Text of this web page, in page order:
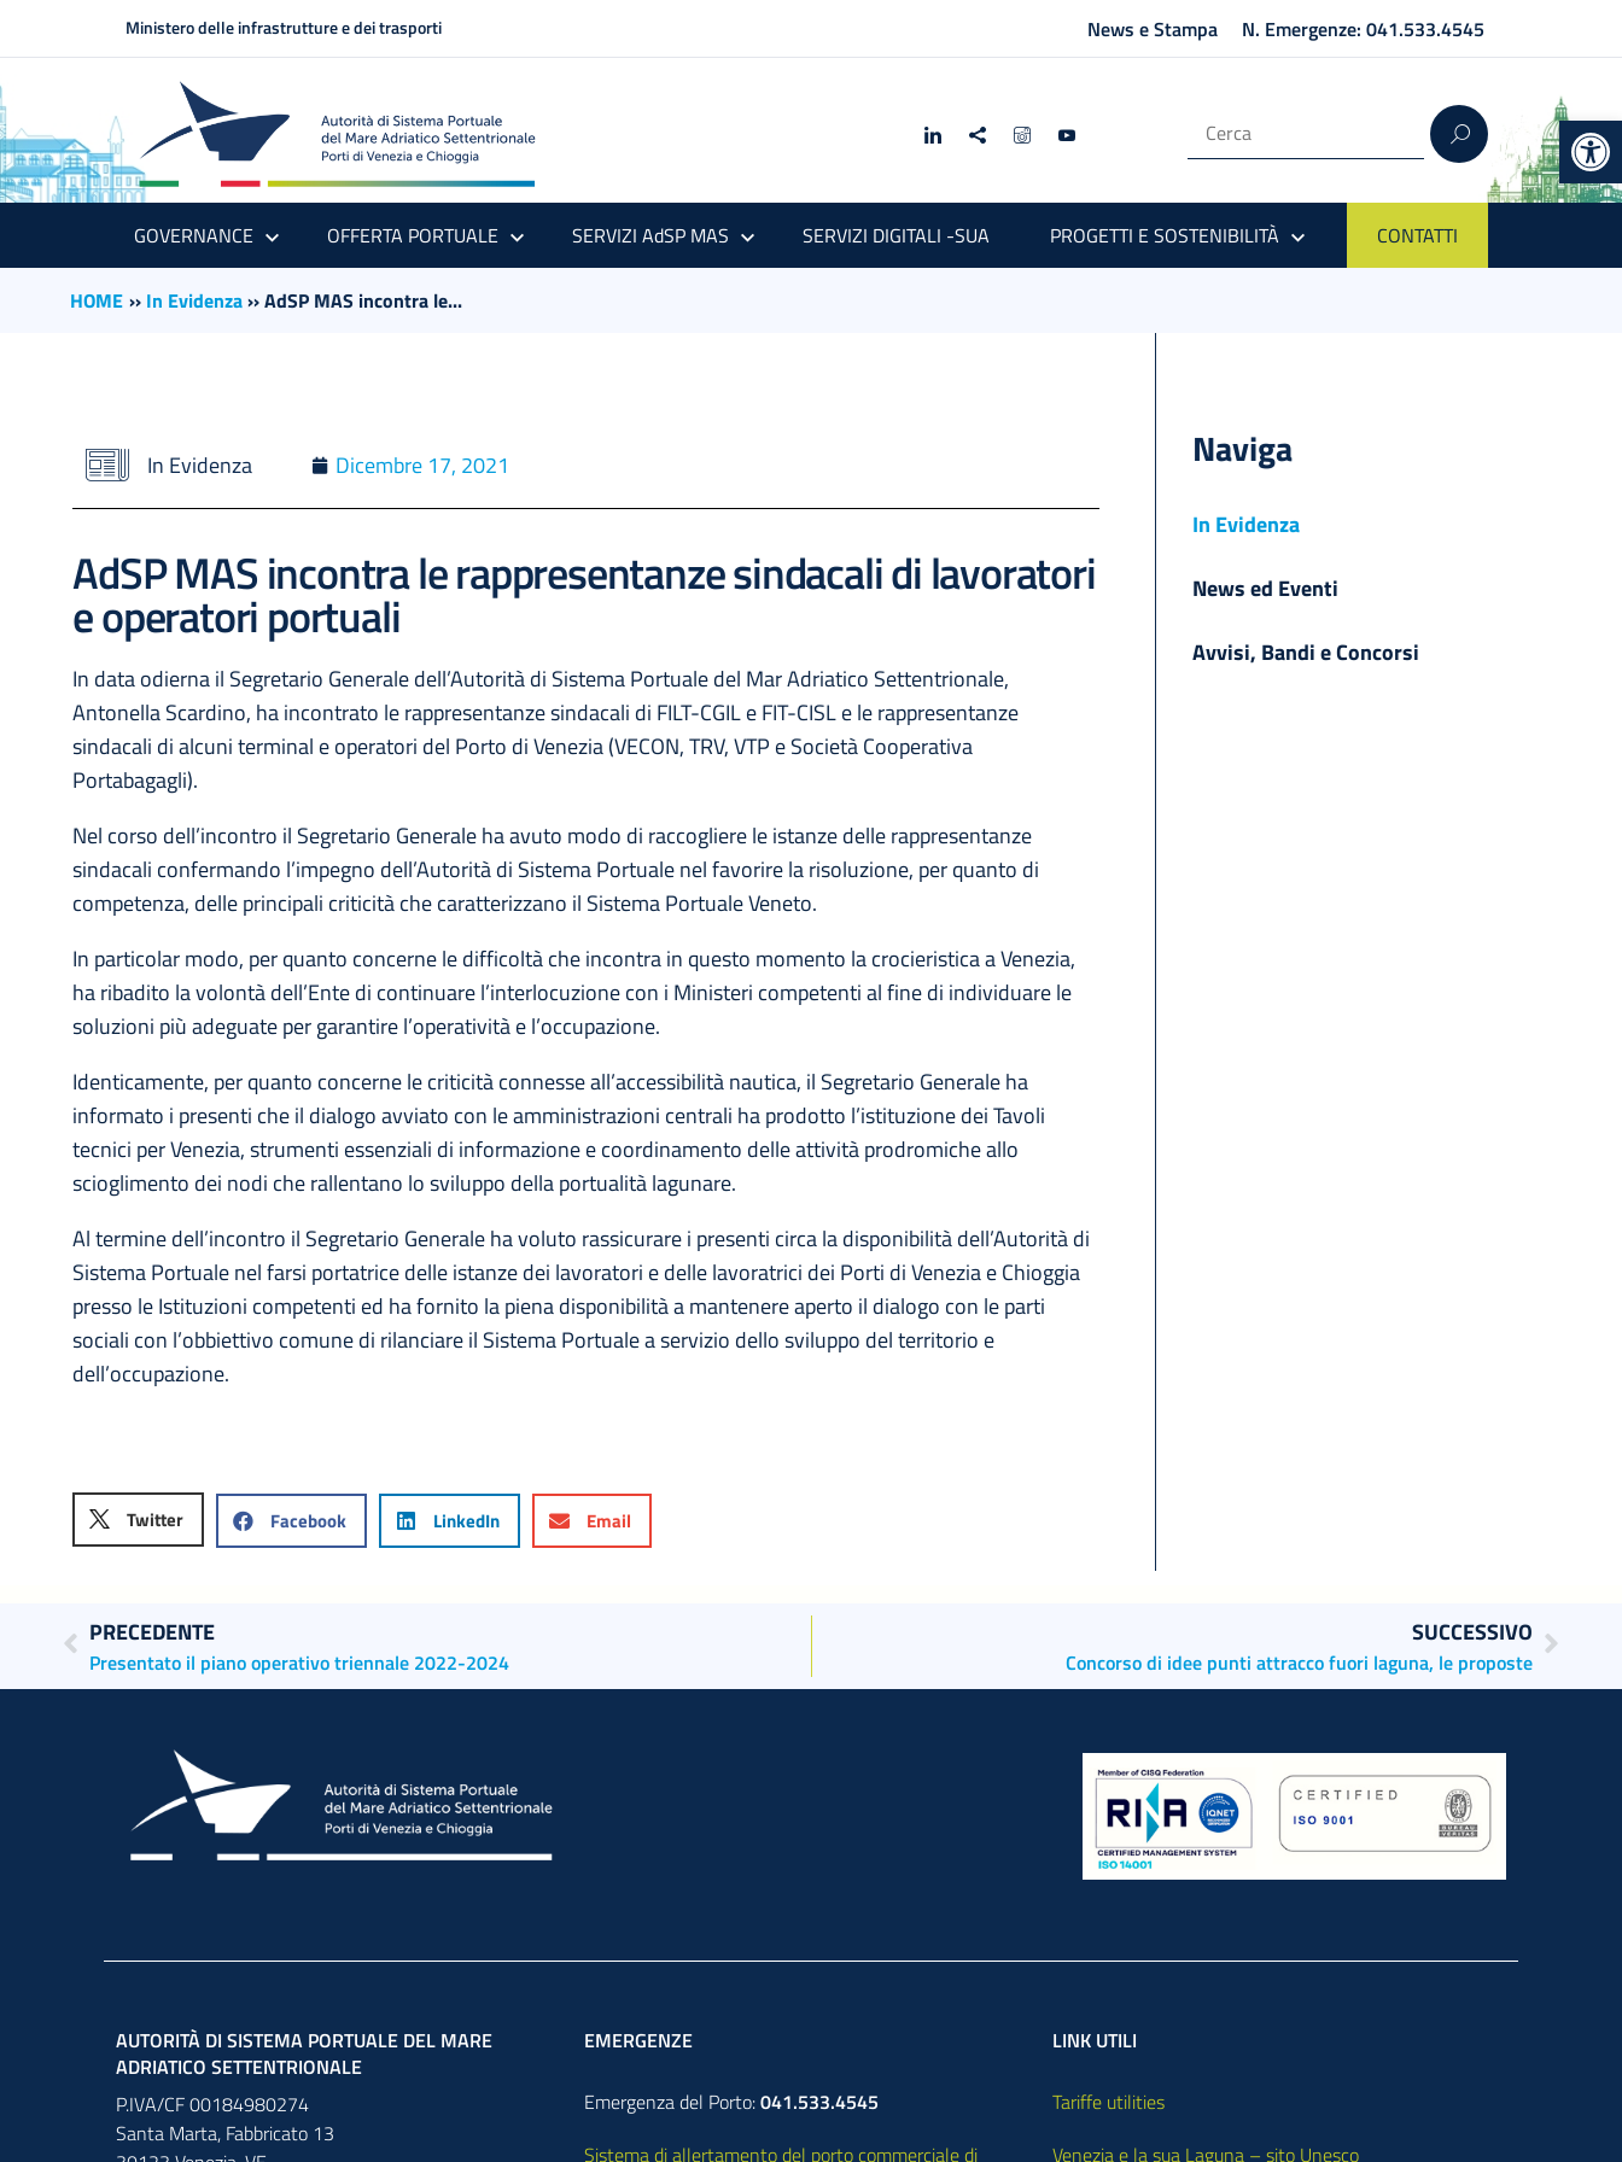
Ministero delle infrastrutture e dei trasporti News e Stampa N. Emergenze: 041.533.4545
GOVERNANCE OFFERTA PORTUALE SERVIZI AdSP MAS SERVIZI DIGITALI -SUA PROGETTI E SOSTENIBILITÀ CONTATTI
HOME ›› In Evidenza››AdSP MAS incontra le...
In Evidenza Dicembre 17, 2021
AdSP MAS incontra le rappresentanze sindacali di lavoratori
e operatori portuali
In data odierna il Segretario Generale dell’Autorità di Sistema Portuale del Mar Adriatico Settentrionale,
Antonella Scardino, ha incontrato le rappresentanze sindacali di FILT-CGIL e FIT-CISL e le rappresentanze
sindacali di alcuni terminal e operatori del Porto di Venezia (VECON, TRV, VTP e Società Cooperativa
Portabagagli).
Nel corso dell’incontro il Segretario Generale ha avuto modo di raccogliere le istanze delle rappresentanze
sindacali confermando l’impegno dell’Autorità di Sistema Portuale nel favorire la risoluzione, per quanto di
competenza, delle principali criticità che caratterizzano il Sistema Portuale Veneto.
In particolar modo, per quanto concerne le difficoltà che incontra in questo momento la crocieristica a Venezia,
ha ribadito la volontà dell’Ente di continuare l’interlocuzione con i Ministeri competenti al fine di individuare le
soluzioni più adeguate per garantire l’operatività e l’occupazione.
Identicamente, per quanto concerne le criticità connesse all’accessibilità nautica, il Segretario Generale ha
informato i presenti che il dialogo avviato con le amministrazioni centrali ha prodotto l’istituzione dei Tavoli
tecnici per Venezia, strumenti essenziali di informazione e coordinamento delle attività prodromiche allo
scioglimento dei nodi che rallentano lo sviluppo della portualità lagunare.
Al termine dell’incontro il Segretario Generale ha voluto rassicurare i presenti circa la disponibilità dell’Autorità di
Sistema Portuale nel farsi portatrice delle istanze dei lavoratori e delle lavoratrici dei Porti di Venezia e Chioggia
presso le Istituzioni competenti ed ha fornito la piena disponibilità a mantenere aperto il dialogo con le parti
sociali con l’obbiettivo comune di rilanciare il Sistema Portuale a servizio dello sviluppo del territorio e
dell’occupazione.
Twitter Facebook LinkedIn Email
Naviga
In Evidenza
News ed Eventi
Avvisi, Bandi e Concorsi
PRECEDENTE
Presentato il piano operativo triennale 2022-2024
SUCCESSIVO
Concorso di idee punti attracco fuori laguna, le proposte
AUTORITÀ DI SISTEMA PORTUALE DEL MARE
ADRIATICO SETTENTRIONALE
P.IVA/CF 00184980274
Santa Marta, Fabbricato 13
EMERGENZE
Emergenza del Porto:041.533.4545
Sistema di allertamento del porto commerciale di
LINK UTILI
Tariffe utilities
Venezia e la sua Laguna – sito Unesco